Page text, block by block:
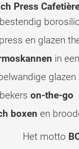
Press
en glazen
in
glazen
on-the-go
boxen en
Het motto